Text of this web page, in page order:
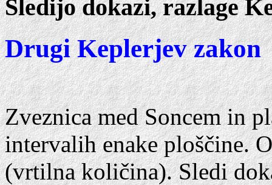
Sledijo dokazi, razlage
Drugi Keplerjev zakon
Zveznica med Soncem in
intervalih enake ploščine.
(vrtilna količina). Sledi